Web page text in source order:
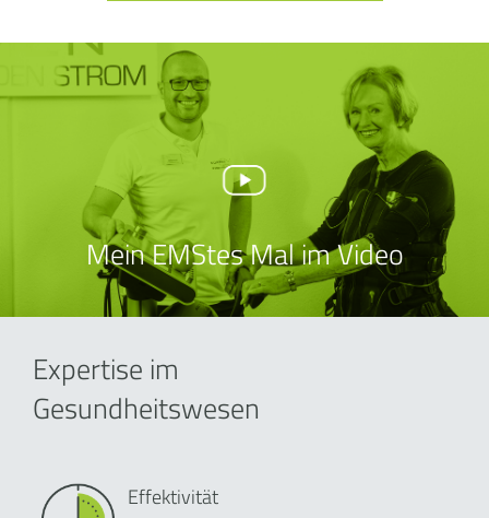
Mein EMStes Mal im Video
Expertise im
Gesundheitswesen
Effektivität